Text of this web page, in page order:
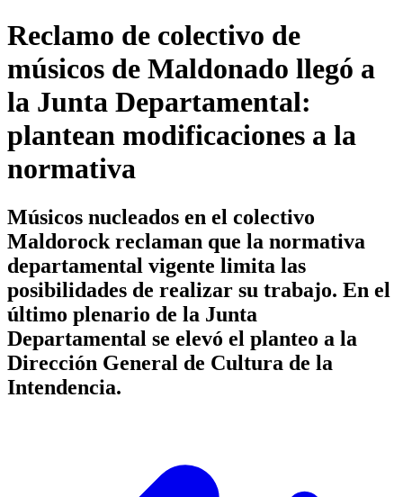
Reclamo de colectivo de
músicos de Maldonado llegó a
la Junta Departamental:
plantean modificaciones a la
normativa
Músicos nucleados en el colectivo
Maldorock reclaman que la normativa
departamental vigente limita las
posibilidades de realizar su trabajo. En el
último plenario de la Junta
Departamental se elevó el planteo a la
Dirección General de Cultura de la
Intendencia.